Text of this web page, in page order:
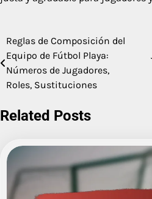
Post
navigation
Reglas de Composición del
Equipo de Fútbol Playa:
Números de Jugadores,
Roles, Sustituciones
Related Posts